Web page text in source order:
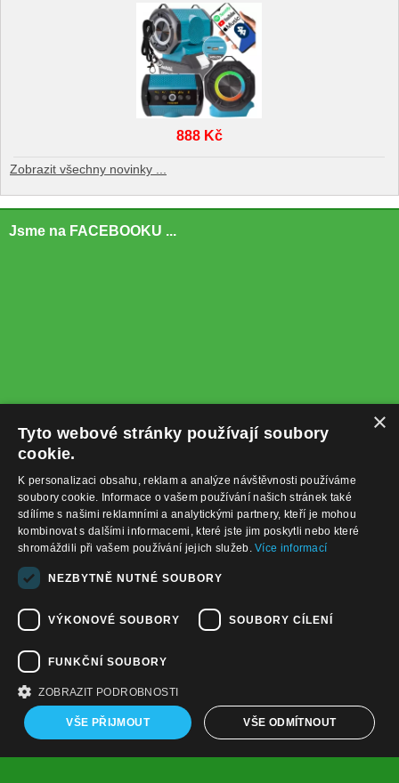
888 Kč
Zobrazit všechny novinky ...
Jsme na FACEBOOKU ...
+420732122225
obchod@baterie-nabijecka.cz
Navigace
Úvodní strana
Nákupní košík
Kontaktní informace
Odstoupení od smlouvy
×
Tyto webové stránky používají soubory
cookie.
K personalizaci obsahu, reklam a analýze návštěvnosti používáme
soubory cookie. Informace o vašem používání našich stránek také
sdílíme s našimi reklamními a analytickými partnery, kteří je mohou
kombinovat s dalšími informacemi, které jste jim poskytli nebo které
shromáždili při vašem používání jejich služeb.Více informací
NEZBYTNĚ NUTNÉ SOUBORY
VÝKONOVÉ SOUBORY SOUBORY CÍLENÍ
FUNKČNÍ SOUBORY
ZOBRAZIT PODROBNOSTI
VŠE PŘIJMOUT VŠE ODMÍTNOUT